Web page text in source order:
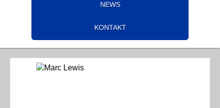
NEWS
KONTAKT